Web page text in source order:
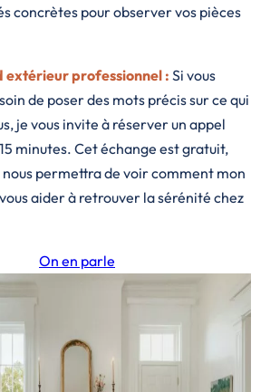
concrètes pour observer vos pièces
extérieur professionnel : Si vous
de poser des mots précis sur ce qui
je vous invite à réserver un appel
minutes. Cet échange est gratuit,
permettra de voir comment mon
aider à retrouver la sérénité chez
On en parle